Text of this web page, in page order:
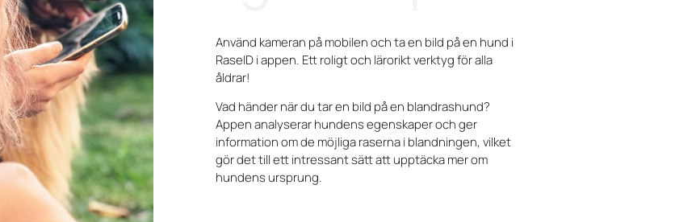
Använd kameran på mobilen och ta en bild på en hund i
RaseID i appen. Ett roligt och lärorikt verktyg för alla
åldrar!
Vad händer när du tar en bild på en blandrashund?
Appen analyserar hundens egenskaper och ger
information om de möjliga raserna i blandningen, vilket
gör det till ett intressant sätt att upptäcka mer om
hundens ursprung.